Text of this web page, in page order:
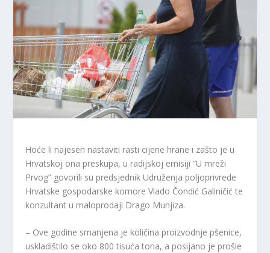
Hoće li najesen nastaviti rasti cijene hrane i zašto je u
Hrvatskoj ona preskupa, u radijskoj emisiji “U mreži
Prvog” govorili su predsjednik Udruženja poljoprivrede
Hrvatske gospodarske komore Vlado Čondić Galiničić te
konzultant u maloprodaji Drago Munjiza.
– Ove godine smanjena je količina proizvodnje pšenice,
uskladištilo se oko 800 tisuća tona, a posijano je prošle